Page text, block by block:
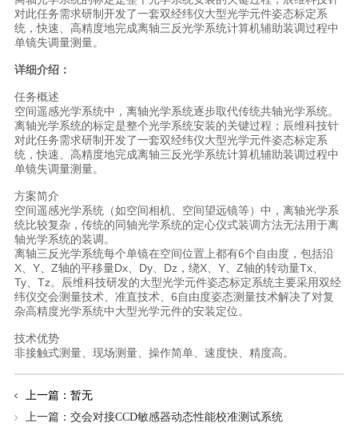
对此任务需求研制开发了一套双经纬仪大型光学元件姿态标定系
统，快速、高精度地完成离轴三反光学系统计算机辅助装调过程中
单镜失调量测量。
详细介绍：
任务概述
空间遥感光学系统中，离轴光学系统逐步取代传统共轴光学系统。
离轴光学系统的标定是整个光学系统安装的关键过程；辰维科技针
对此任务需求研制开发了一套双经纬仪大型光学元件姿态标定系
统，快速、高精度地完成离轴三反光学系统计算机辅助装调过程中
单镜失调量测量。
方案简介
空间遥感光学系统（如空间相机、空间望远镜等）中，离轴光学系
统比较复杂，传统的同轴光学系统的定心仪式装调方法无法用于离
轴光学系统的装调。
离轴三反光学系统每个单镜在空间位置上都有6个自由度，包括沿
X、Y、Z轴的平移量Dx、Dy、Dz，绕X、Y、Z轴的转动量Tx、
Ty、Tz。辰维科技研发的大型光学元件姿态标定系统主要采用双经
纬仪交会测量技术、准直技术、6自由度姿态测量技术解决了对复
杂高精度光学系统中大型光学元件的安装定位。
技术优势
非接触式测量、现场测量、操作简单、速度快、精度高。
上一篇：暂无
上一篇： 交会对接CCD敏感器动态性能校准测试系统